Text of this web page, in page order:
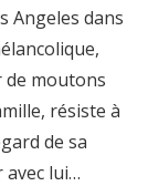
Angeles dans
moutons
résiste à
de sa
avec lui…